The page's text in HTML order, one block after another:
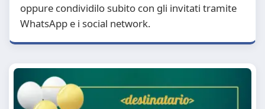
oppure condividilo subito con gli invitati tramite
WhatsApp e i social network.